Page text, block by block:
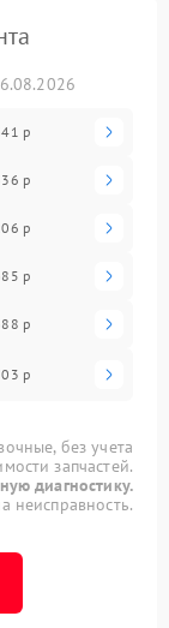
р
р
р
р
р
р
без учета
запчастей.
диагностику.
неисправность.